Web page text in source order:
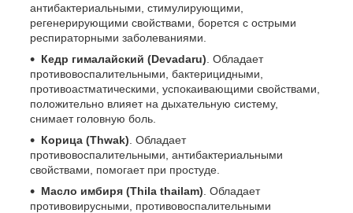
антибактериальными, стимулирующими,
регенерирующими свойствами, борется с острыми
респираторными заболеваниями.
Кедр гималайский (Devadaru) . Обладает
противовоспалительными, бактерицидными,
противоастматическими, успокаивающими свойствами,
положительно влияет на дыхательную систему,
снимает головную боль.
Корица (Thwak) . Обладает
противовоспалительными, антибактериальными
свойствами, помогает при простуде.
Масло имбиря (Thila thailam) . Обладает
противовирусными, противовоспалительными